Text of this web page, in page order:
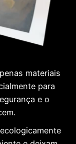
materiais
para
e o